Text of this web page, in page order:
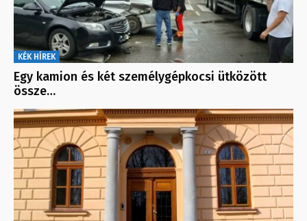
KÉK HÍREK
Egy kamion és két személygépkocsi ütközött
össze…